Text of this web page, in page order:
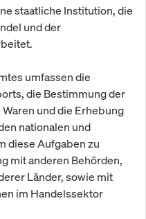
staatliche Institution, die
und der
umfassen die
die Bestimmung der
und die Erhebung
nationalen und
diese Aufgaben zu
mit anderen Behörden,
Länder, sowie mit
im Handelssektor